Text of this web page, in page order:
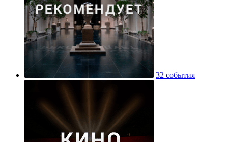
32 события